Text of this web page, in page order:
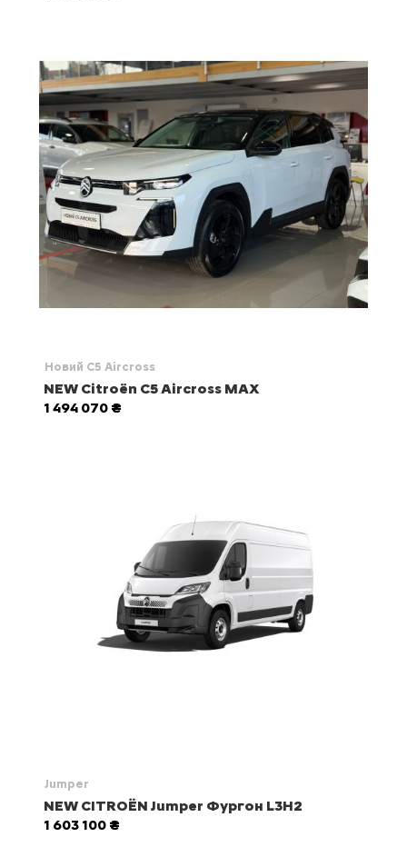
Новий C5 Aircross
NEW Citroën C5 Aircross MAX
1 494 070 ₴
Jumper
NEW CITROЁN Jumper Фургон L3H2
1 603 100 ₴